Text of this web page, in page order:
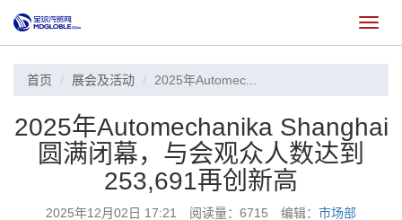
切
换
首页 展会及活动 2025年Automec...
2025年Automechanika Shanghai
圆满闭幕，与会观众人数达到
253,691再创新高
2025年12月02日 17:21 阅读量：6715 编辑： 市场部